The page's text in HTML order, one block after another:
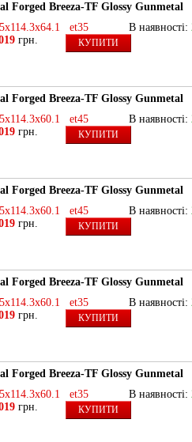
Forged Breeza-TF Glossy Gunmetal
et35
В наявності:
грн. КУПИТИ
Forged Breeza-TF Glossy Gunmetal
et45
В наявності:
грн. КУПИТИ
Forged Breeza-TF Glossy Gunmetal
et45
В наявності:
грн. КУПИТИ
Forged Breeza-TF Glossy Gunmetal
et35
В наявності:
грн. КУПИТИ
Forged Breeza-TF Glossy Gunmetal
et35
В наявності:
грн. КУПИТИ